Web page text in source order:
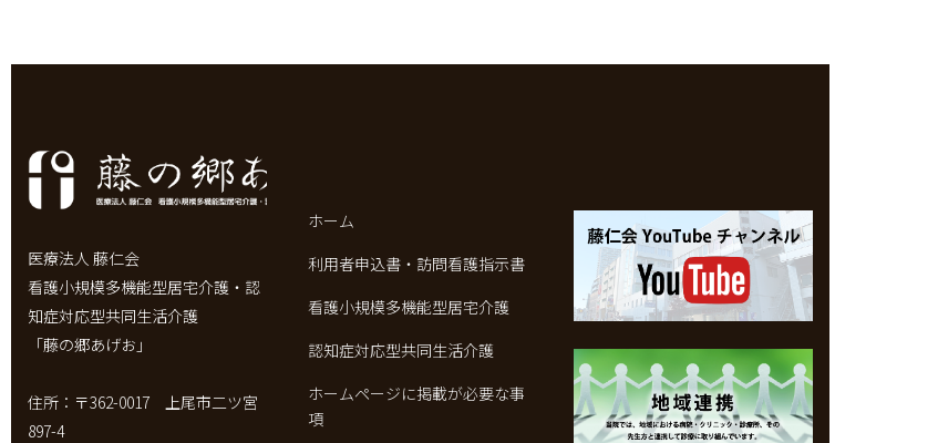
医療法人 藤仁会
看護小規模多機能型居宅介護・認
知症対応型共同生活介護
「藤の郷あげお」
住所：〒362-0017 上尾市二ツ宮
897-4
ホーム
利用者申込書・訪問看護指示書
看護小規模多機能型居宅介護
認知症対応型共同生活介護
ホームページに掲載が必要な事
項